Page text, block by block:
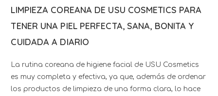
LIMPIEZA COREANA DE USU COSMETICS PARA
TENER UNA PIEL PERFECTA, SANA, BONITA Y
CUIDADA A DIARIO
La rutina coreana de higiene facial de USU Cosmetics
es muy completa y efectiva, ya que, además de ordenar
los productos de limpieza de una forma clara, lo hace